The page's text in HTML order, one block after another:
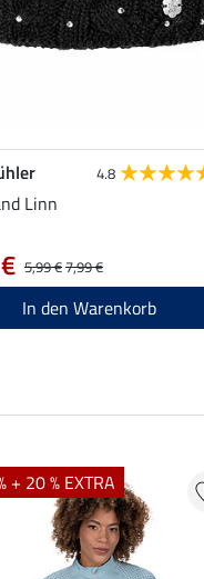
4.8
Linn
5,99 €7,99 €
In den Warenkorb
+ 20 % EXTRA